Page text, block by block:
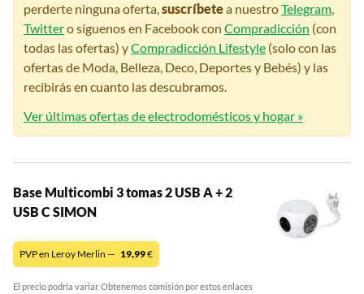
perderte ninguna oferta,suscríbetea nuestroTelegram,
Twittero síguenos en Facebook con Compradicción (con
todas las ofertas) yCompradicción Lifestyle (solo con las
ofertas de Moda, Belleza, Deco, Deportes y Bebés) y las
recibirás en cuanto las descubramos.
Ver últimas ofertas de electrodomésticos y hogar »
Base Multicombi 3 tomas 2 USB A + 2
USB C SIMON
PVP en Leroy Merlin — 19,99€
El precio podría variar. Obtenemos comisión por estos enlaces